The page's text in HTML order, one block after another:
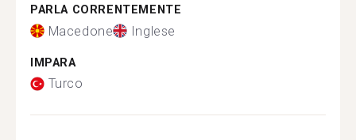
PARLA CORRENTEMENTE
Macedone Inglese
IMPARA
Turco